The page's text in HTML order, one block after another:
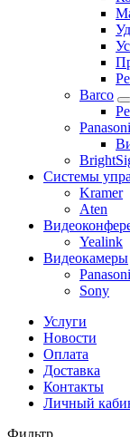
Barco
Системы
Kramer
Aten
Yealink
Видеокамеры
Sony
Услуги
Новости
Оплата
Доставка
Контакты
Личный